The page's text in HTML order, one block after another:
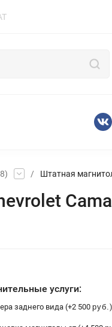
/ Штатная
услуги:
заднего вида (+2 500 руб. )